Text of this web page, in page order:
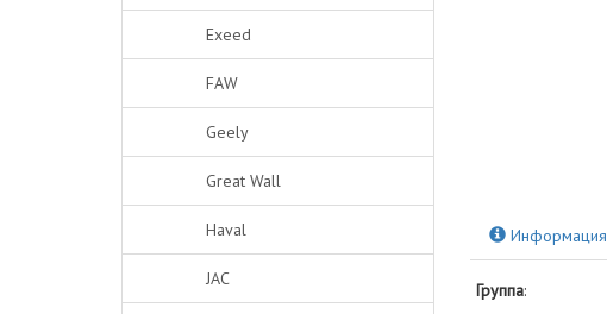
Exeed
FAW
Geely
Great Wall
Haval
JAC
Информация
Группа: